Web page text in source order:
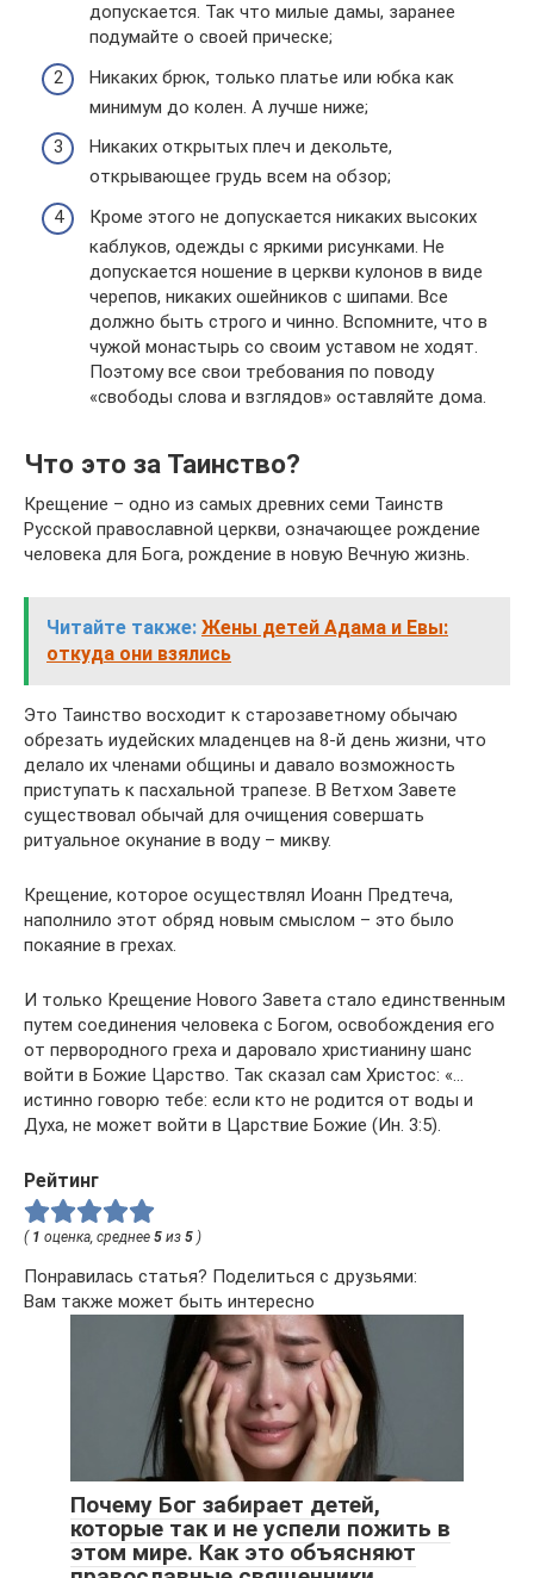
допускается. Так что милые дамы, заранее
подумайте о своей прическе;
Никаких брюк, только платье или юбка как
минимум до колен. А лучше ниже;
Никаких открытых плеч и декольте,
открывающее грудь всем на обзор;
Кроме этого не допускается никаких высоких
каблуков, одежды с яркими рисунками. Не
допускается ношение в церкви кулонов в виде
черепов, никаких ошейников с шипами. Все
должно быть строго и чинно. Вспомните, что в
чужой монастырь со своим уставом не ходят.
Поэтому все свои требования по поводу
«свободы слова и взглядов» оставляйте дома.
Что это за Таинство?
Крещение – одно из самых древних семи Таинств
Русской православной церкви, означающее рождение
человека для Бога, рождение в новую Вечную жизнь.
Читайте также: Жены детей Адама и Евы:
откуда они взялись
Это Таинство восходит к старозаветному обычаю
обрезать иудейских младенцев на 8-й день жизни, что
делало их членами общины и давало возможность
приступать к пасхальной трапезе. В Ветхом Завете
существовал обычай для очищения совершать
ритуальное окунание в воду – микву.
Крещение, которое осуществлял Иоанн Предтеча,
наполнило этот обряд новым смыслом – это было
покаяние в грехах.
И только Крещение Нового Завета стало единственным
путем соединения человека с Богом, освобождения его
от первородного греха и даровало христианину шанс
войти в Божие Царство. Так сказал сам Христос: «…
истинно говорю тебе: если кто не родится от воды и
Духа, не может войти в Царствие Божие (Ин. 3:5).
Рейтинг
( 1 оценка, среднее 5 из 5 )
Понравилась статья? Поделиться с друзьями:
Вам также может быть интересно
Почему Бог забирает детей,
которые так и не успели пожить в
этом мире. Как это объясняют